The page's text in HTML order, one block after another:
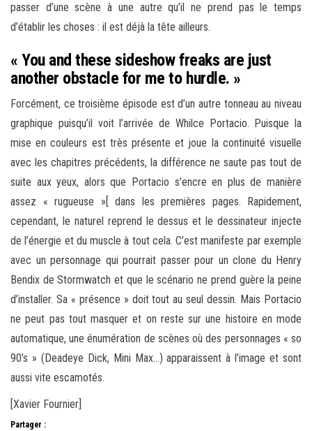
passer d’une scène à une autre qu’il ne prend pas le temps
d’établir les choses : il est déjà la tête ailleurs.
« You and these sideshow freaks are just
another obstacle for me to hurdle. »
Forcément, ce troisième épisode est d’un autre tonneau au niveau
graphique puisqu’il voit l’arrivée de Whilce Portacio. Puisque la
mise en couleurs est très présente et joue la continuité visuelle
avec les chapitres précédents, la différence ne saute pas tout de
suite aux yeux, alors que Portacio s’encre en plus de manière
assez « rugueuse »[ dans les premières pages. Rapidement,
cependant, le naturel reprend le dessus et le dessinateur injecte
de l’énergie et du muscle à tout cela. C’est manifeste par exemple
avec un personnage qui pourrait passer pour un clone du Henry
Bendix de Stormwatch et que le scénario ne prend guère la peine
d’installer. Sa « présence » doit tout au seul dessin. Mais Portacio
ne peut pas tout masquer et on reste sur une histoire en mode
automatique, une énumération de scènes où des personnages « so
90’s » (Deadeye Dick, Mini Max…) apparaissent à l’image et sont
aussi vite escamotés.
[Xavier Fournier]
Partager :